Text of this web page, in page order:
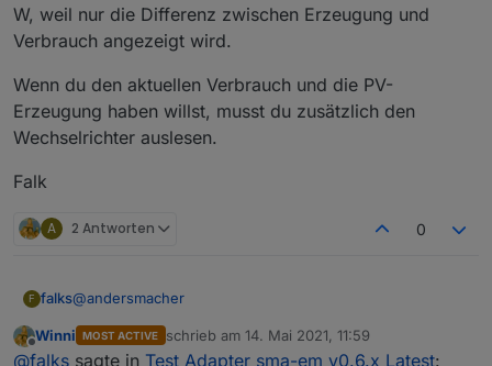
W, weil nur die Differenz zwischen Erzeugung und
Verbrauch angezeigt wird.
Wenn du den aktuellen Verbrauch und die PV-
Erzeugung haben willst, musst du zusätzlich den
Wechselrichter auslesen.
Falk
A 2 Antworten 0
F falks@andersmacher
Mach doch mal genau so, wie@ pdbjjensbeschrieben
hat. Dann funktioniert das auch. Ich benutze die 0.6.3,
Offline
Winni MOST ACTIVE schrieb am 14. Mai 2021, 11:59
zuletzt editiert von
@falks sagte in Test Adapter sma-em v0.6.x Latest: